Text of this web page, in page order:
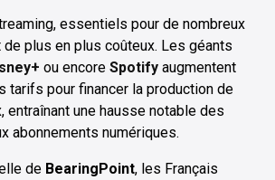
essentiels pour de nombreux
plus en plus coûteux. Les géants
ou encore Spotify augmentent
tarifs pour financer la production de
entraînant une hausse notable des
abonnements numériques.
de BearingPoint, les Français